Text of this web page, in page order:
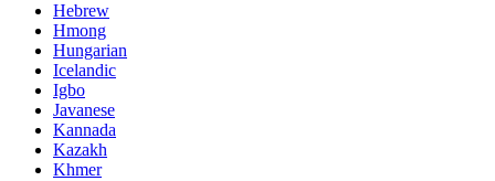
Hebrew
Hmong
Hungarian
Icelandic
Igbo
Javanese
Kannada
Kazakh
Khmer